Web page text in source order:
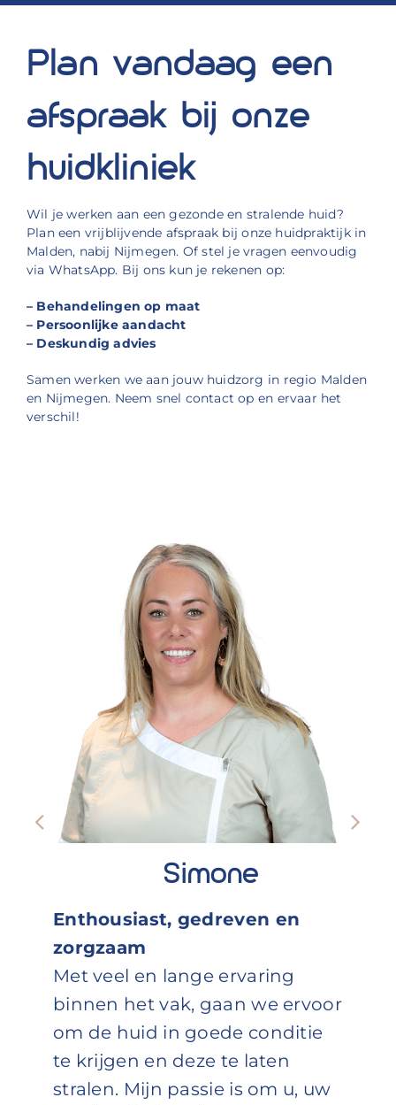
Plan vandaag een
afspraak bij onze
huidkliniek
Wil je werken aan een gezonde en stralende huid?
Plan een vrijblijvende afspraak bij onze huidpraktijk in
Malden, nabij Nijmegen. Of stel je vragen eenvoudig
via WhatsApp. Bij ons kun je rekenen op:
– Behandelingen op maat
– Persoonlijke aandacht
– Deskundig advies
Samen werken we aan jouw huidzorg in regio Malden
en Nijmegen. Neem snel contact op en ervaar het
verschil!
Simone
Enthousiast, gedreven en
zorgzaam
Met veel en lange ervaring
binnen het vak, gaan we ervoor
om de huid in goede conditie
te krijgen en deze te laten
stralen. Mijn passie is om u, uw